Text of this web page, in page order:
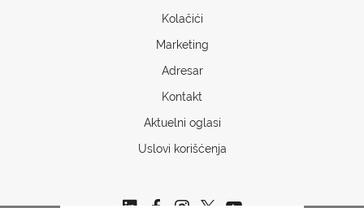
Kolačići
Marketing
Adresar
Kontakt
Aktuelni oglasi
Uslovi korišćenja